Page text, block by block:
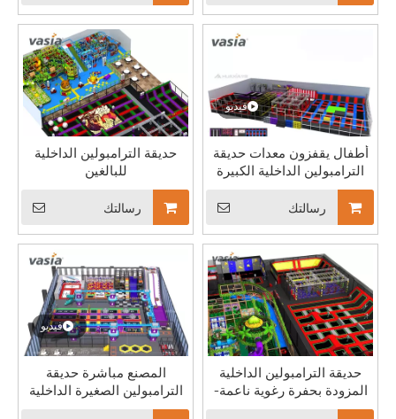
نحن نصمم حلول ملاعب مخصصة مصممة خصيصًا لتناسب الجماليات
حديقة الترامبولين الداخلية
للبالغين
رسالتك
فيديو
أطفال يقفزون معدات حديقة
الترامبولين الداخلية الكبيرة
رسالتك
فيديو
المصنع مباشرة حديقة
الترامبولين الصغيرة الداخلية
حديقة الترامبولين الداخلية
المزودة بحفرة رغوية ناعمة-